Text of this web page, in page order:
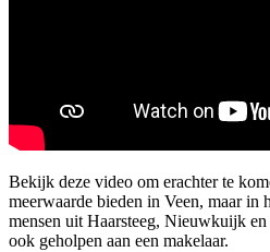
Bekijk deze video om erachter te
meerwaarde bieden in Veen, maar
mensen uit Haarsteeg, Nieuwkuijk
ook geholpen aan een makelaar.